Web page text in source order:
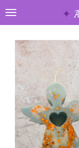
Ga
direct
hoofdinhoud
✦